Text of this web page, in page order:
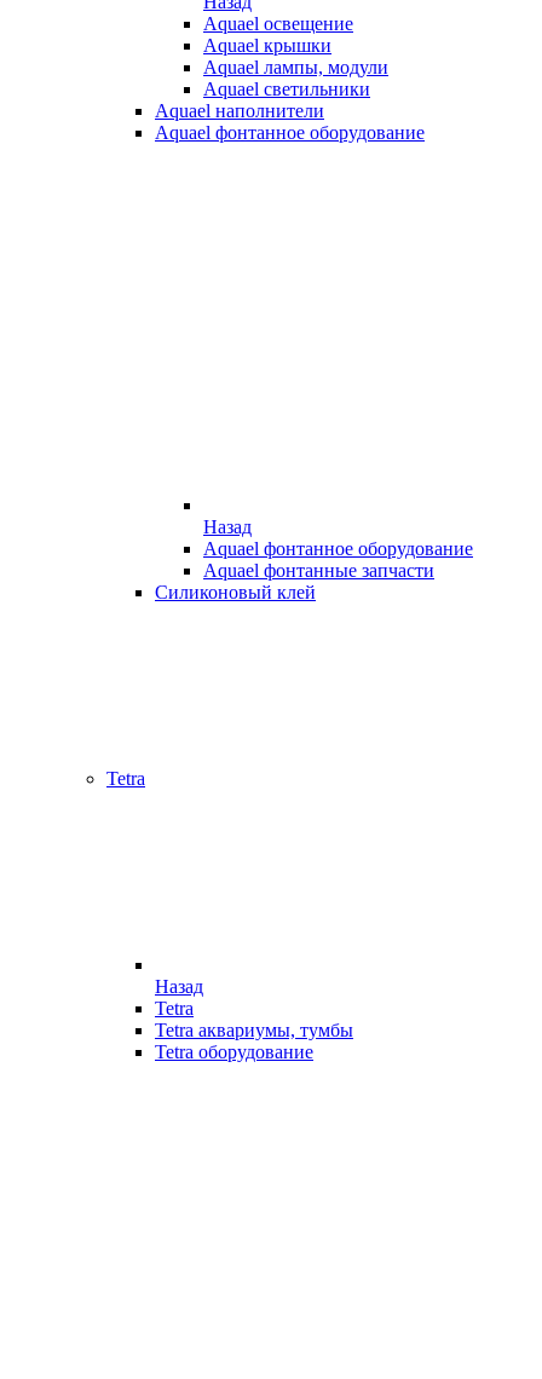
Aquael освещение
Aquael крышки
Aquael лампы, модули
Aquael светильники
Aquael наполнители
Aquael фонтанное оборудование
Назад
Aquael фонтанное оборудование
Aquael фонтанные запчасти
Силиконовый клей
Tetra
Назад
Tetra
Tetra аквариумы, тумбы
Tetra оборудование